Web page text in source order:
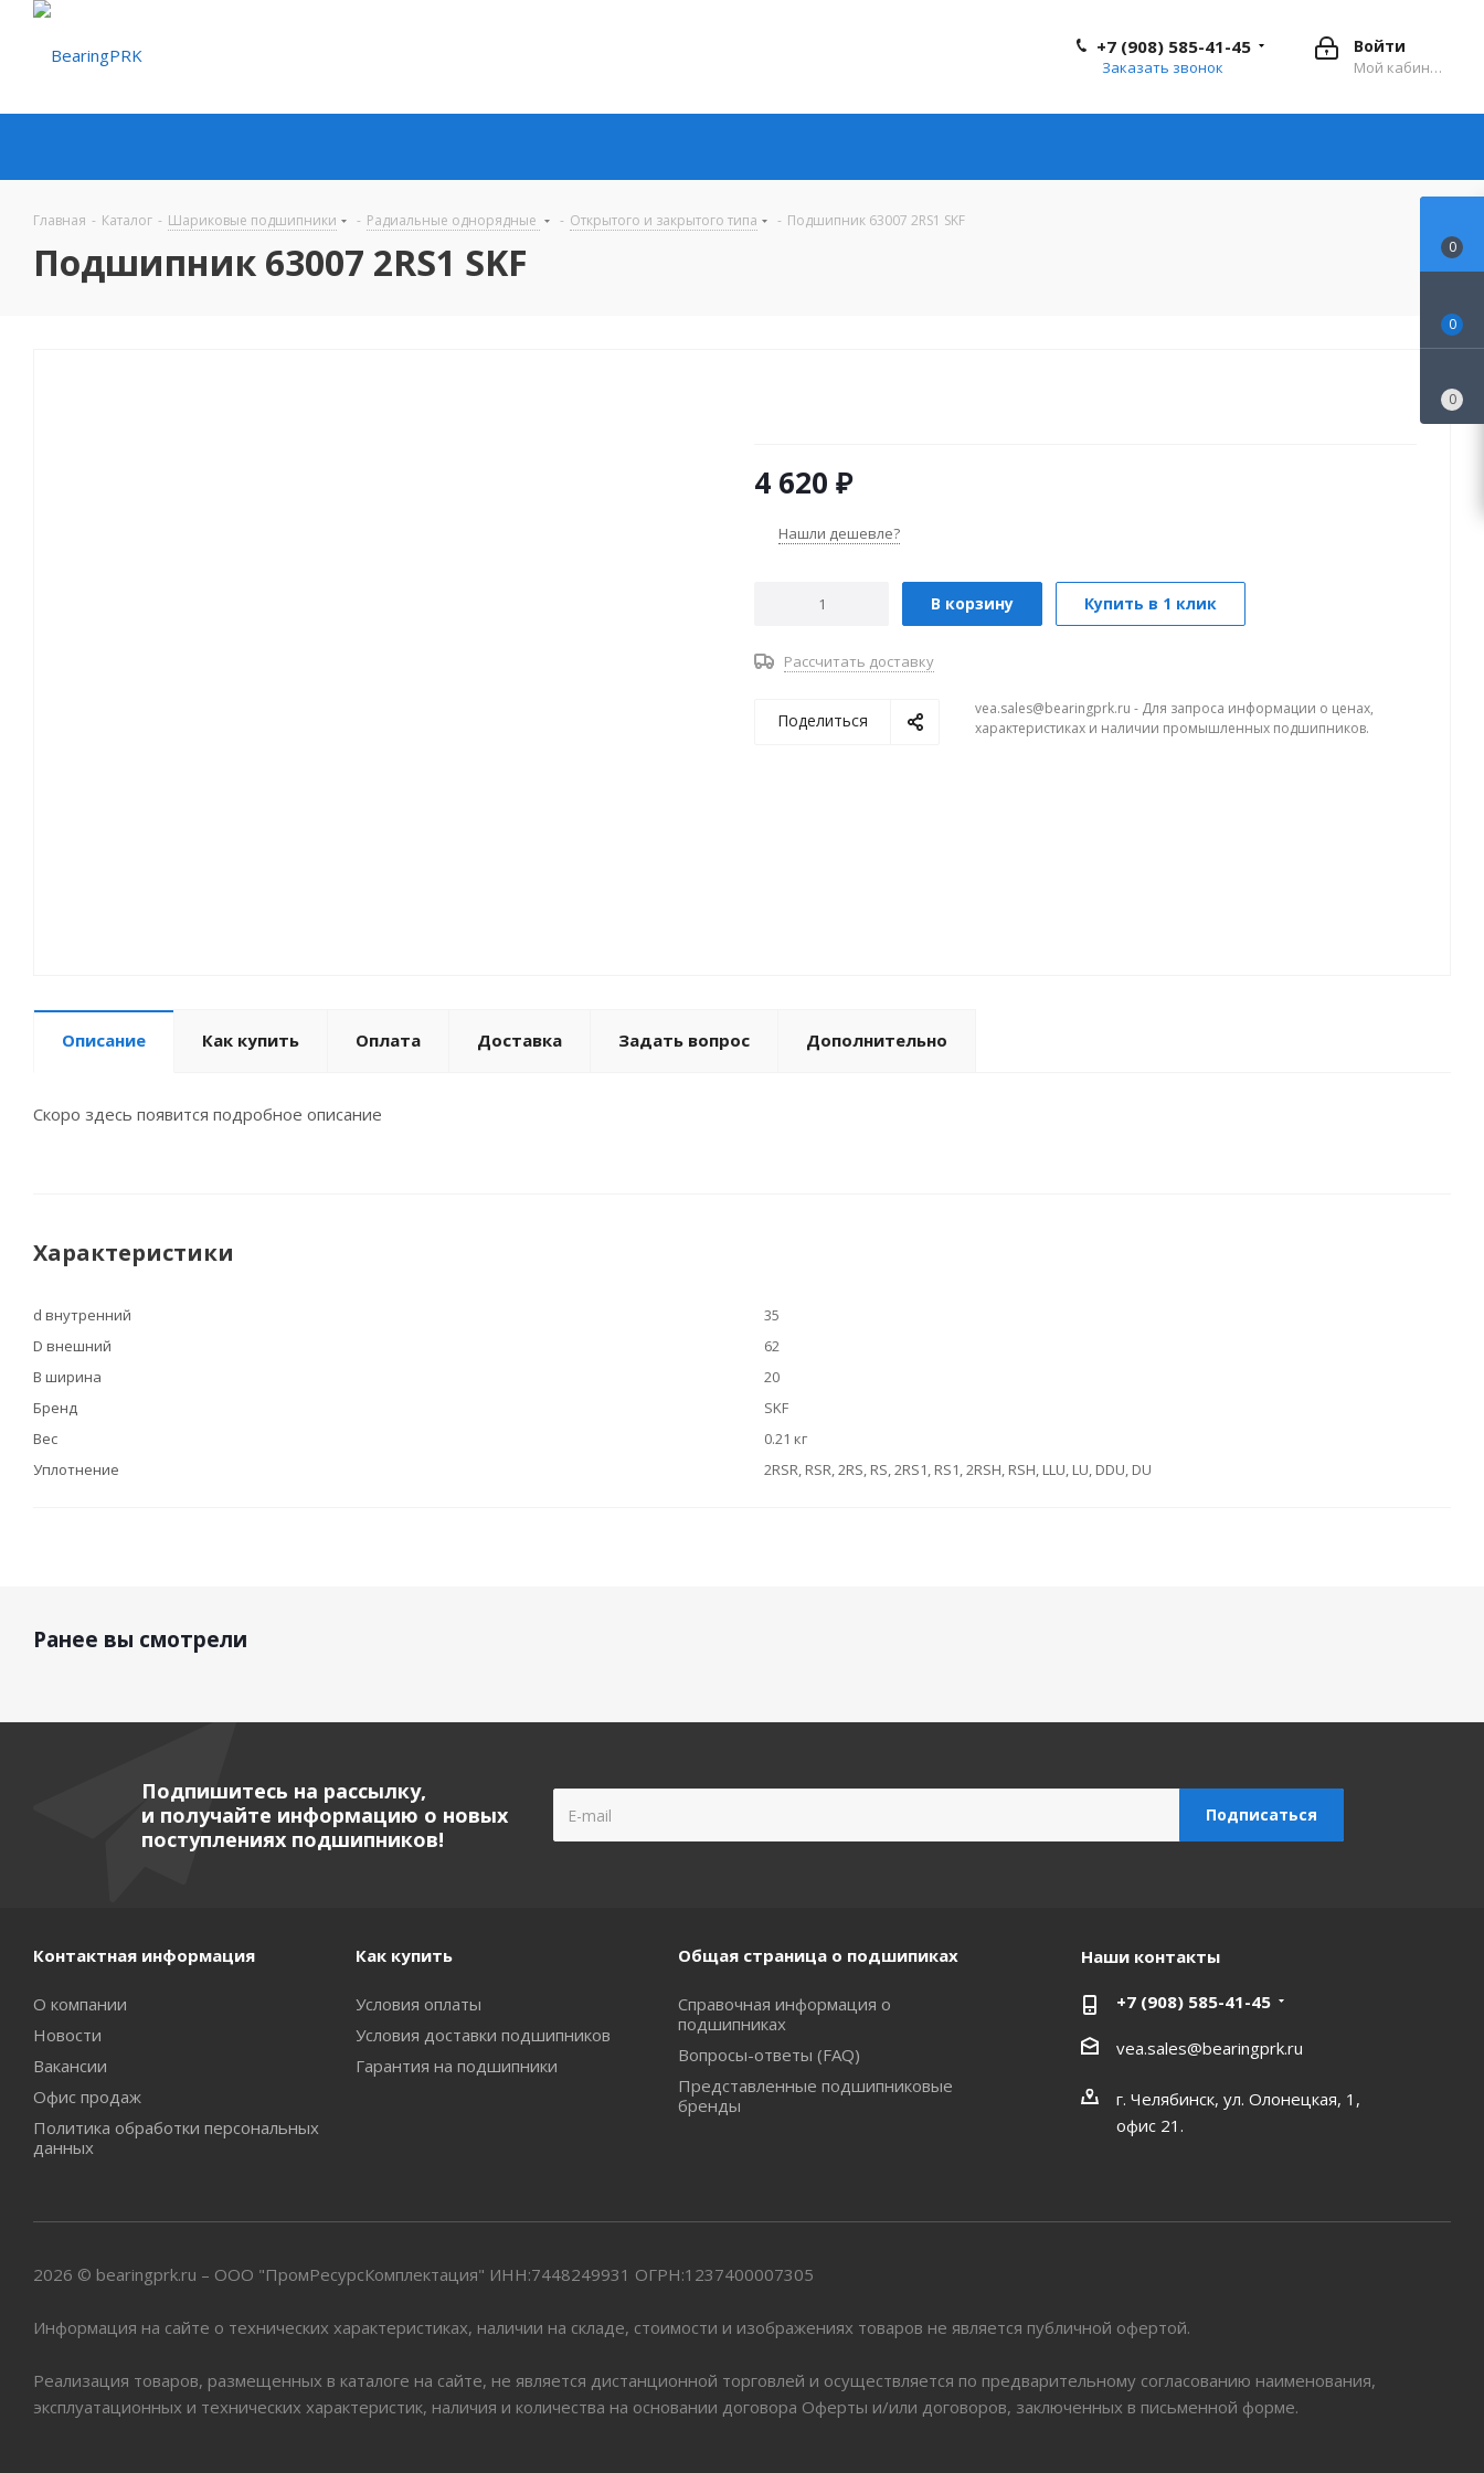
Войти
Мой кабинет
+7 (908) 585-41-45
Заказать звонок
Главная - Каталог - Шариковые подшипники - Радиальные однорядные - Открытого и закрытого типа - Подшипник 63007 2RS1 SKF
Подшипник 63007 2RS1 SKF
4 620 ₽
Нашли дешевле?
В корзину Купить в 1 клик
Рассчитать доставку
Поделиться
vea.sales@bearingprk.ru - Для запроса информации о ценах,
характеристиках и наличии промышленных подшипников.
Описание Как купить Оплата Доставка Задать вопрос Дополнительно
Скоро здесь появится подробное описание
Характеристики
d внутренний
35
D внешний
62
B ширина
20
Бренд
SKF
Вес
0.21 кг
Уплотнение
2RSR, RSR, 2RS, RS, 2RS1, RS1, 2RSH, RSH, LLU, LU, DDU, DU
Ранее вы смотрели
Подпишитесь на рассылку,
и получайте информацию о новых
поступлениях подшипников!
Контактная информация
О компании
Новости
Вакансии
Офис продаж
Политика обработки персональных
данных
Как купить
Условия оплаты
Условия доставки подшипников
Гарантия на подшипники
Общая страница о подшипиках
Справочная информация о
подшипниках
Вопросы-ответы (FAQ)
Представленные подшипниковые
бренды
Наши контакты
+7 (908) 585-41-45
vea.sales@bearingprk.ru
г. Челябинск, ул. Олонецкая, 1,
офис 21.
2026 © bearingprk.ru – ООО "ПромРесурсКомплектация" ИНН:7448249931 ОГРН:1237400007305
Информация на сайте о технических характеристиках, наличии на складе, стоимости и изображениях товаров не является публичной офертой.
Реализация товаров, размещенных в каталоге на сайте, не является дистанционной торговлей и осуществляется по предварительному согласованию наименования,
эксплуатационных и технических характеристик, наличия и количества на основании договора Оферты и/или договоров, заключенных в письменной форме.
0
0
0